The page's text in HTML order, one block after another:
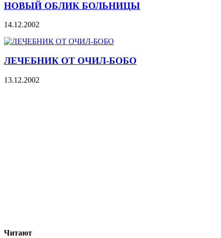
НОВЫЙ ОБЛИК БОЛЬНИЦЫ
14.12.2002
ЛЕЧЕБНИК ОТ ОЧИЛ-БОБО
13.12.2002
Читают